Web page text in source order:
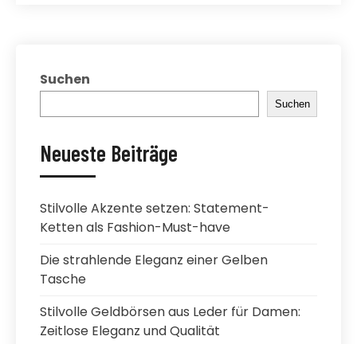
Suchen
Suchen
Neueste Beiträge
Stilvolle Akzente setzen: Statement-
Ketten als Fashion-Must-have
Die strahlende Eleganz einer Gelben
Tasche
Stilvolle Geldbörsen aus Leder für Damen:
Zeitlose Eleganz und Qualität